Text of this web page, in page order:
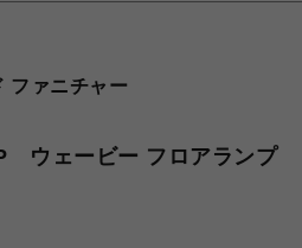
ファニチャー
ウェービー フロアランプ